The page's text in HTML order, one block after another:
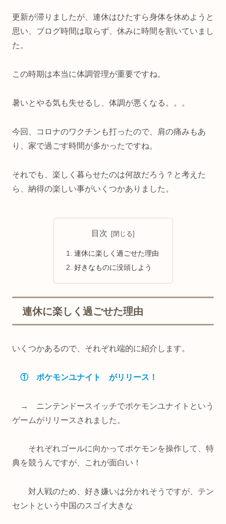
更新が滞りましたが、連休はひたすら身体を休めようと
思い、ブログ時間は取らず、休みに時間を割いていまし
た。
この時期は本当に体調管理が重要ですね。
暑いとやる気も失せるし、体調が悪くなる。。。
今回、コロナのワクチンも打ったので、肩の痛みもあ
り、家で過ごす時間が多かったですね。
それでも、楽しく暮らせたのは何故だろう？と考えた
ら、納得の楽しい事がいくつかありました。
目次
連休に楽しく過ごせた理由
好きなものに没頭しよう
連休に楽しく過ごせた理由
いくつかあるので、それぞれ端的に紹介します。
① ポケモンユナイト がリリース！
→ ニンテンドースイッチでポケモンユナイトという
ゲームがリリースされました。
それぞれゴールに向かってポケモンを操作して、特
典を競うんですが、これが面白い！
対人戦のため、好き嫌いは分かれそうですが、テン
セントという中国のスゴイ大きな